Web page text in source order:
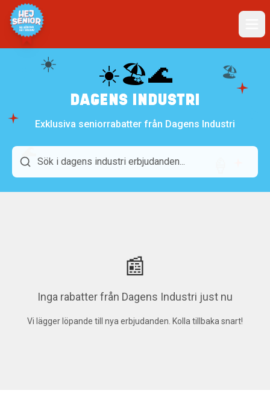
☀️ 🏖️
🌊
☀️🏖️🌊
DAGENS INDUSTRI
Exklusiva seniorrabatter från Dagens Industri
📰
Inga rabatter från Dagens Industri just nu
Vi lägger löpande till nya erbjudanden. Kolla tillbaka snart!